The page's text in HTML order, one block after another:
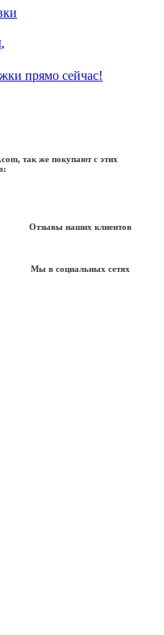
прямо сейчас!
так же покупают с этих
Отзывы наших клиентов
Мы в социальных сетях